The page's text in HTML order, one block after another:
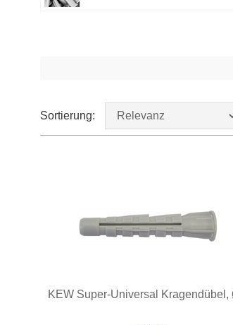
Sortierung:
KEW Super-Universal Kragendübel,